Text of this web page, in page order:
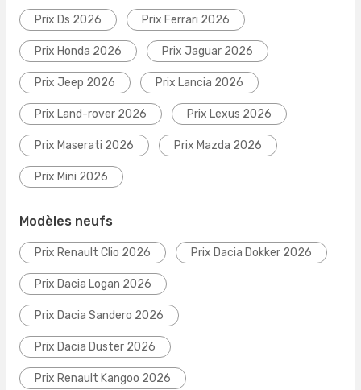
Prix Ds 2026 Prix Ferrari 2026
Prix Honda 2026 Prix Jaguar 2026
Prix Jeep 2026 Prix Lancia 2026
Prix Land-rover 2026 Prix Lexus 2026
Prix Maserati 2026 Prix Mazda 2026
Prix Mini 2026
Modèles neufs
Prix Renault Clio 2026 Prix Dacia Dokker 2026
Prix Dacia Logan 2026
Prix Dacia Sandero 2026
Prix Dacia Duster 2026
Prix Renault Kangoo 2026